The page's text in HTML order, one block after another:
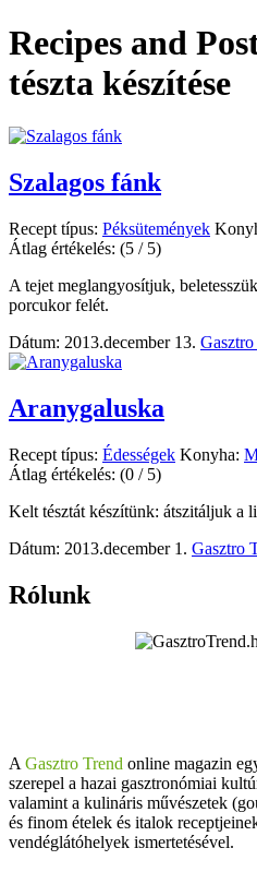
Recipes and
tészta készítése
Szalagos fánk
Recept típus: Péksütemények
Átlag értékelés: (5 / 5)
A tejet meglangyosítjuk,
porcukor felét.
Dátum: 2013.december 13.
Aranygaluska
Recept típus: Édességek Konyha:
Átlag értékelés: (0 / 5)
Kelt tésztát készítünk: átszitáljuk a
Dátum: 2013.december 1. Gasztro
Rólunk
A Gasztro Trend online magazin
szerepel a hazai gasztronómiai
valamint a kulináris művészetek
és finom ételek és italok
vendéglátóhelyek ismertetésével.